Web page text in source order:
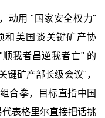
动用 "国家安全权力"
和美国谈关键矿产协
我者昌逆我者亡" 的
键矿产部长级会议"，
合拳，目标直指中国
表格里尔直接把话挑